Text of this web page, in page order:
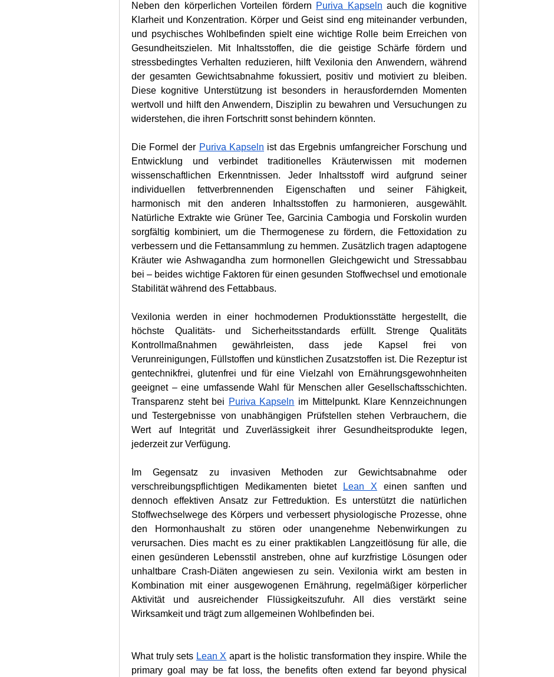
Neben den körperlichen Vorteilen fördern Puriva Kapseln auch die kognitive
Klarheit und Konzentration. Körper und Geist sind eng miteinander verbunden,
und psychisches Wohlbefinden spielt eine wichtige Rolle beim Erreichen von
Gesundheitszielen. Mit Inhaltsstoffen, die die geistige Schärfe fördern und
stressbedingtes Verhalten reduzieren, hilft Vexilonia den Anwendern, während
der gesamten Gewichtsabnahme fokussiert, positiv und motiviert zu bleiben.
Diese kognitive Unterstützung ist besonders in herausfordernden Momenten
wertvoll und hilft den Anwendern, Disziplin zu bewahren und Versuchungen zu
widerstehen, die ihren Fortschritt sonst behindern könnten.
Die Formel der Puriva Kapseln ist das Ergebnis umfangreicher Forschung und
Entwicklung und verbindet traditionelles Kräuterwissen mit modernen
wissenschaftlichen Erkenntnissen. Jeder Inhaltsstoff wird aufgrund seiner
individuellen fettverbrennenden Eigenschaften und seiner Fähigkeit,
harmonisch mit den anderen Inhaltsstoffen zu harmonieren, ausgewählt.
Natürliche Extrakte wie Grüner Tee, Garcinia Cambogia und Forskolin wurden
sorgfältig kombiniert, um die Thermogenese zu fördern, die Fettoxidation zu
verbessern und die Fettansammlung zu hemmen. Zusätzlich tragen adaptogene
Kräuter wie Ashwagandha zum hormonellen Gleichgewicht und Stressabbau
bei – beides wichtige Faktoren für einen gesunden Stoffwechsel und emotionale
Stabilität während des Fettabbaus.
Vexilonia werden in einer hochmodernen Produktionsstätte hergestellt, die
höchste Qualitäts- und Sicherheitsstandards erfüllt. Strenge Qualitäts
Kontrollmaßnahmen gewährleisten, dass jede Kapsel frei von
Verunreinigungen, Füllstoffen und künstlichen Zusatzstoffen ist. Die Rezeptur ist
gentechnikfrei, glutenfrei und für eine Vielzahl von Ernährungsgewohnheiten
geeignet – eine umfassende Wahl für Menschen aller Gesellschaftsschichten.
Transparenz steht bei Puriva Kapseln im Mittelpunkt. Klare Kennzeichnungen
und Testergebnisse von unabhängigen Prüfstellen stehen Verbrauchern, die
Wert auf Integrität und Zuverlässigkeit ihrer Gesundheitsprodukte legen,
jederzeit zur Verfügung.
Im Gegensatz zu invasiven Methoden zur Gewichtsabnahme oder
verschreibungspflichtigen Medikamenten bietet
Lean X einen sanften und
dennoch effektiven Ansatz zur Fettreduktion. Es unterstützt die natürlichen
Stoffwechselwege des Körpers und verbessert physiologische Prozesse, ohne
den Hormonhaushalt zu stören oder unangenehme Nebenwirkungen zu
verursachen. Dies macht es zu einer praktikablen Langzeitlösung für alle, die
einen gesünderen Lebensstil anstreben, ohne auf kurzfristige Lösungen oder
unhaltbare Crash-Diäten angewiesen zu sein. Vexilonia wirkt am besten in
Kombination mit einer ausgewogenen Ernährung, regelmäßiger körperlicher
Aktivität und ausreichender Flüssigkeitszufuhr. All dies verstärkt seine
Wirksamkeit und trägt zum allgemeinen Wohlbefinden bei.
What truly sets Lean X apart is the holistic transformation they inspire. While the
primary goal may be fat loss, the benefits often extend far beyond physical